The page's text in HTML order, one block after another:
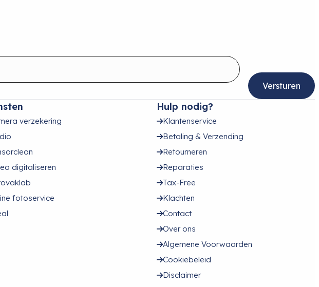
verzekering
digitaliseren
fotoservice
Hulp nodig?
Klantenservice
Betaling & Verzending
Retourneren
Reparaties
Tax-Free
Klachten
Contact
Over ons
Algemene Voorwaarden
Cookiebeleid
Disclaimer